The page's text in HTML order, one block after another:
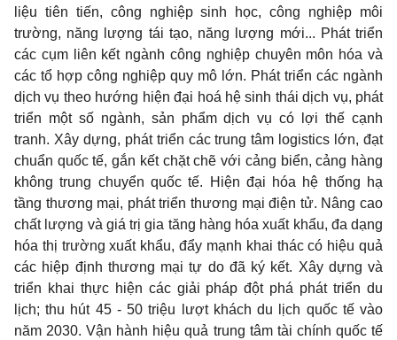
liệu tiên tiến, công nghiệp sinh học, công nghiệp môi
trường, năng lượng tái tạo, năng lượng mới... Phát triển
các cụm liên kết ngành công nghiệp chuyên môn hóa và
các tổ hợp công nghiệp quy mô lớn. Phát triển các ngành
dịch vụ theo hướng hiện đại hoá hệ sinh thái dịch vụ, phát
triển một số ngành, sản phẩm dịch vụ có lợi thế cạnh
tranh. Xây dựng, phát triển các trung tâm logistics lớn, đạt
chuẩn quốc tế, gắn kết chặt chẽ với cảng biển, cảng hàng
không trung chuyển quốc tế. Hiện đại hóa hệ thống hạ
tầng thương mại, phát triển thương mại điện tử. Nâng cao
chất lượng và giá trị gia tăng hàng hóa xuất khẩu, đa dạng
hóa thị trường xuất khẩu, đẩy mạnh khai thác có hiệu quả
các hiệp định thương mại tự do đã ký kết. Xây dựng và
triển khai thực hiện các giải pháp đột phá phát triển du
lịch; thu hút 45 - 50 triệu lượt khách du lịch quốc tế vào
năm 2030. Vận hành hiệu quả trung tâm tài chính quốc tế